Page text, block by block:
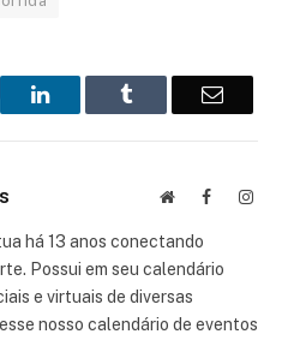
LinkedIn Tumblr Email
WebsiteFacebook
há 13 anos conectando
Possui em seu calendário
e virtuais de diversas
nosso calendário de eventos